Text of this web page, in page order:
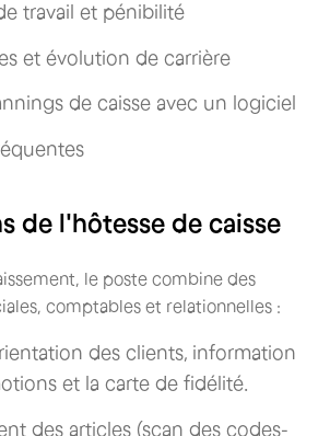
travail et pénibilité
et évolution de carrière
de caisse avec un logiciel
de l'hôtesse de caisse
le poste combine des
comptables et relationnelles :
des clients, information
et la carte de fidélité.
des articles (scan des codes-